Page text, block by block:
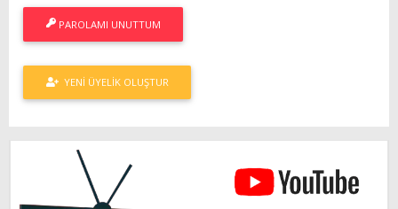
PAROLAMI UNUTTUM
YENI ÜYELIK OLUŞTUR